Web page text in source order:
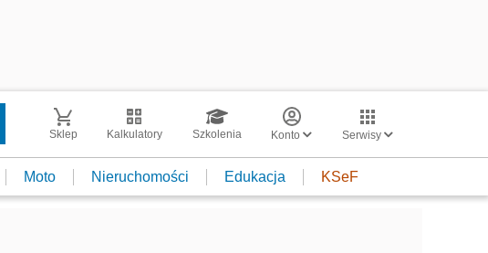
Sklep Kalkulatory Szkolenia Konto Serwisy
Moto Nieruchomości Edukacja KSeF